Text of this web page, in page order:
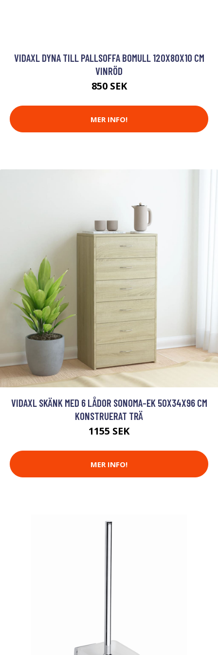
VIDAXL DYNA TILL PALLSOFFA BOMULL 120X80X10 CM
VINRÖD
850 SEK
MER INFO!
VIDAXL SKÄNK MED 6 LÅDOR SONOMA-EK 50X34X96 CM
KONSTRUERAT TRÄ
1155 SEK
MER INFO!